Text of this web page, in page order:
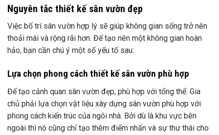
Nguyên tắc thiết kế sân vườn đẹp
Việc bố trí sân vườn hợp lý sẽ giúp không gian sống trở nên
thoải mái và rộng rãi hơn. Để tạo nên một không gian hoàn
hảo, bạn cần chú ý một số yếu tố sau:
Lựa chọn phong cách thiết kế sân vườn phù hợp
Để tạo cảnh quan sân vườn đẹp, phù hợp với tổng thể. Gia
chủ phải lựa chọn vật liệu xây dựng sân vườn phù hợp với
phong cách kiến ​​trúc của ngôi nhà. Bởi dù là khu vực bên
ngoài thì nó cũng chỉ tạo thêm điểm nhấn và sự thư thái cho